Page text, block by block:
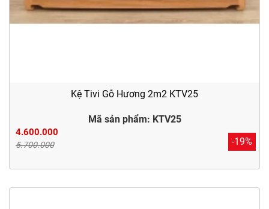
Kệ Tivi Gỗ Hương 2m2 KTV25
Mã sản phẩm: KTV25
4.600.000
5.700.000 -19%